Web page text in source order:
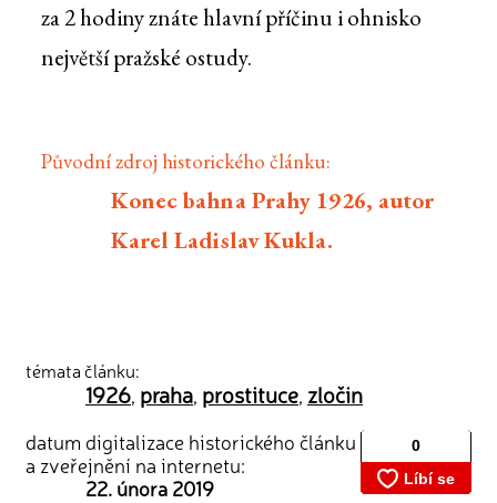
za 2 hodiny znáte hlavní příčinu i ohnisko
největší pražské ostudy.
Původní zdroj historického článku:
Konec bahna Prahy 1926, autor
Karel Ladislav Kukla.
témata článku:
1926, praha, prostituce, zločin
datum digitalizace historického článku
a zveřejnění na internetu:
22. února 2019